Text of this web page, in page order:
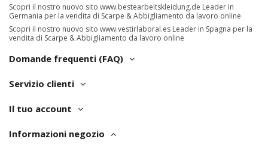
Scopri il nostro nuovo sito www.bestearbeitskleidung.de Leader in
Germania per la vendita di Scarpe & Abbigliamento da lavoro online
Scopri il nostro nuovo sito www.vestirlaboral.es Leader in Spagna per la
vendita di Scarpe & Abbigliamento da lavoro online
Domande frequenti (FAQ)
Servizio clienti
Il tuo account
Informazioni negozio